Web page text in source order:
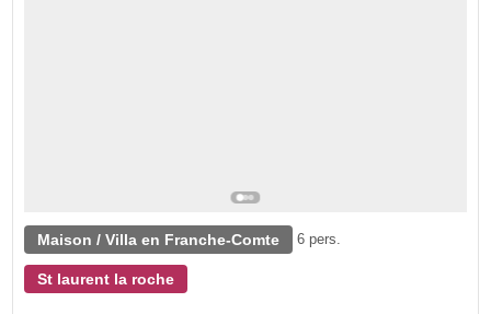
Maison / Villa en Franche-Comte 6 pers.
St laurent la roche